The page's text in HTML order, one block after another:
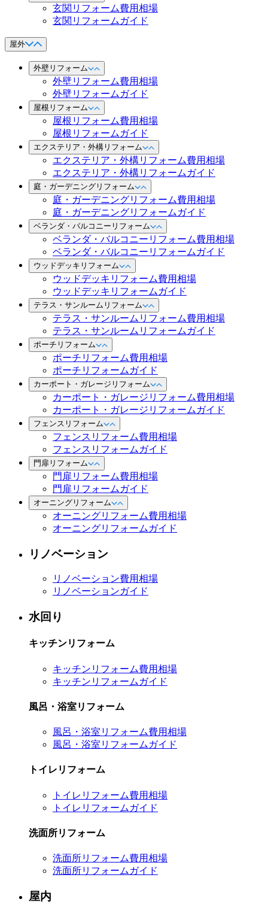
玄関リフォーム費用相場
玄関リフォームガイド
屋外
外壁リフォーム
外壁リフォーム費用相場
外壁リフォームガイド
屋根リフォーム
屋根リフォーム費用相場
屋根リフォームガイド
エクステリア・外構リフォーム
エクステリア・外構リフォーム費用相場
エクステリア・外構リフォームガイド
庭・ガーデニングリフォーム
庭・ガーデニングリフォーム費用相場
庭・ガーデニングリフォームガイド
ベランダ・バルコニーリフォーム
ベランダ・バルコニーリフォーム費用相場
ベランダ・バルコニーリフォームガイド
ウッドデッキリフォーム
ウッドデッキリフォーム費用相場
ウッドデッキリフォームガイド
テラス・サンルームリフォーム
テラス・サンルームリフォーム費用相場
テラス・サンルームリフォームガイド
ポーチリフォーム
ポーチリフォーム費用相場
ポーチリフォームガイド
カーポート・ガレージリフォーム
カーポート・ガレージリフォーム費用相場
カーポート・ガレージリフォームガイド
フェンスリフォーム
フェンスリフォーム費用相場
フェンスリフォームガイド
門扉リフォーム
門扉リフォーム費用相場
門扉リフォームガイド
オーニングリフォーム
オーニングリフォーム費用相場
オーニングリフォームガイド
リノベーション
リノベーション費用相場
リノベーションガイド
水回り
キッチンリフォーム
キッチンリフォーム費用相場
キッチンリフォームガイド
風呂・浴室リフォーム
風呂・浴室リフォーム費用相場
風呂・浴室リフォームガイド
トイレリフォーム
トイレリフォーム費用相場
トイレリフォームガイド
洗面所リフォーム
洗面所リフォーム費用相場
洗面所リフォームガイド
屋内